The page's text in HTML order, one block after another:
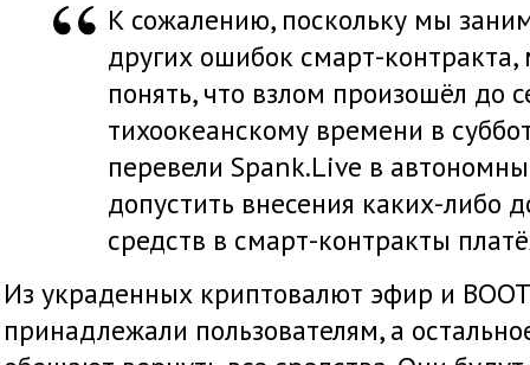
К сожалению, поскольку мы
других ошибок смарт-
понять, что взлом произошёл до
тихоокеанскому времени в
перевели Spank.Live в
допустить внесения каких-либо
средств в смарт-контракты
Из украденных криптовалют эфир и
принадлежали пользователям, а